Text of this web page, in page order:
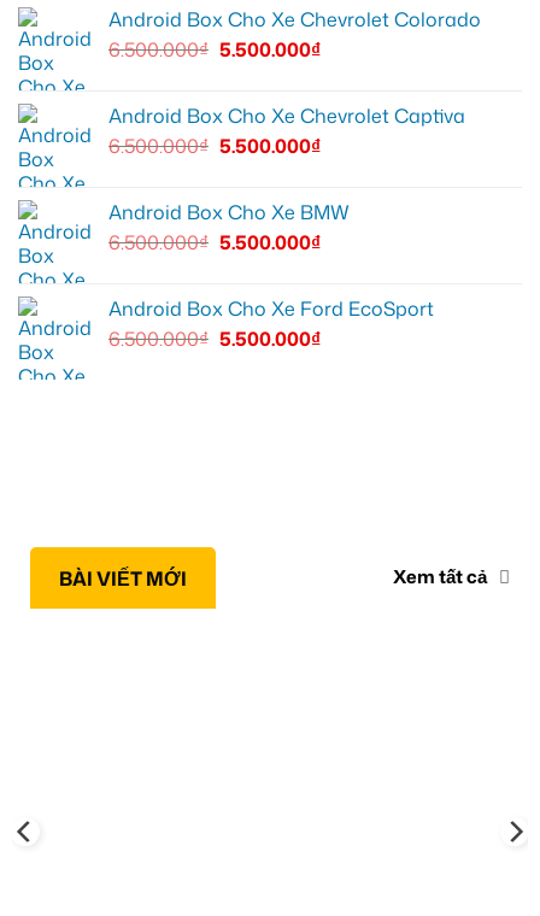
Android Box Cho Xe Chevrolet Colorado
6.500.000₫ 5.500.000₫
Android Box Cho Xe Chevrolet Captiva
6.500.000₫ 5.500.000₫
Android Box Cho Xe BMW
6.500.000₫ 5.500.000₫
Android Box Cho Xe Ford EcoSport
6.500.000₫ 5.500.000₫
BÀI VIẾT MỚI Xem tất cả